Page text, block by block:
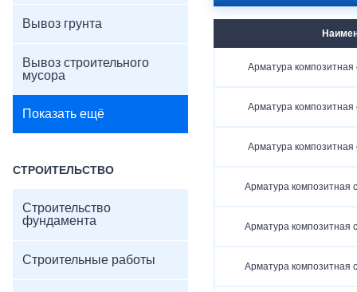
Вывоз грунта
Вывоз строительного
мусора
Показать ещё
СТРОИТЕЛЬСТВО
Строительство
фундамента
Строительные работы
Арматура композитная
Арматура композитная
Арматура композитная
Арматура композитная
Арматура композитная
Арматура композитная